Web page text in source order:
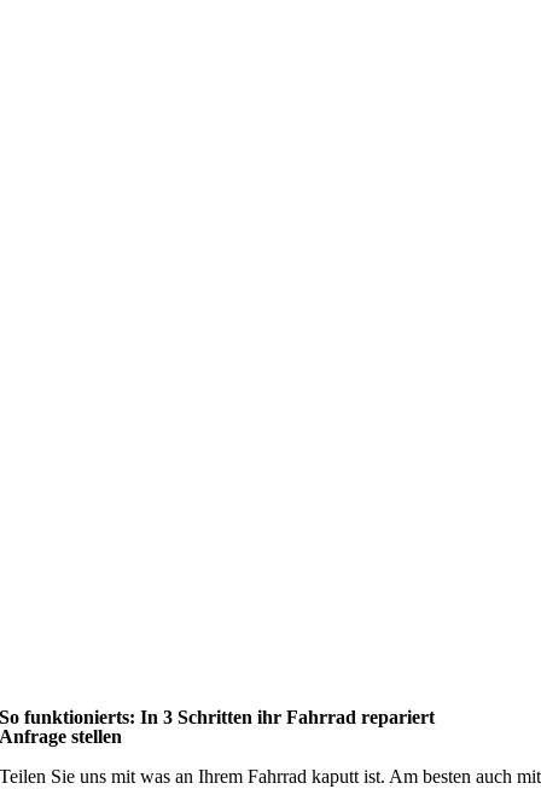
So funktionierts: In 3 Schritten ihr Fahrrad repariert
Anfrage stellen
Teilen Sie uns mit was an Ihrem Fahrrad kaputt ist. Am besten auch mit